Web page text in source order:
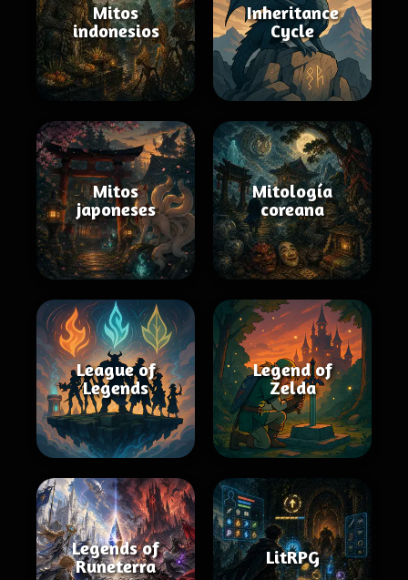
Mitos
indonesios
Inheritance
Cycle
Mitos
japoneses
Mitología
coreana
League of
Legends
Legend of
Zelda
Legends of
Runeterra
LitRPG